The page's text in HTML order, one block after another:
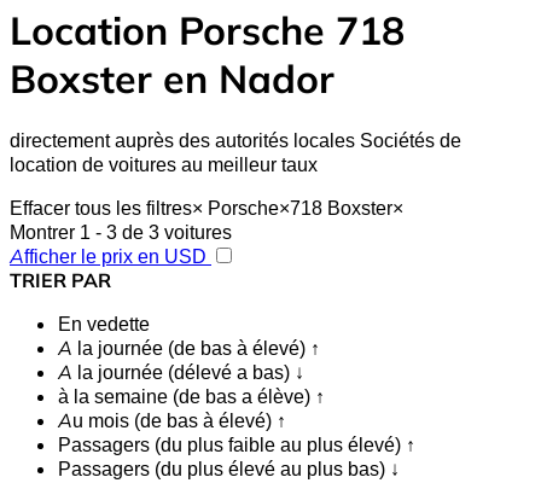
Location Porsche 718
Boxster en Nador
directement auprès des autorités locales Sociétés de
location de voitures au meilleur taux
Effacer tous les filtres× Porsche×718 Boxster×
Montrer 1 - 3 de 3 voitures
Afficher le prix en USD
TRIER PAR
En vedette
A la journée (de bas à élevé) ↑
A la journée (délevé a bas) ↓
à la semaine (de bas a élève) ↑
Au mois (de bas à élevé) ↑
Passagers (du plus faible au plus élevé) ↑
Passagers (du plus élevé au plus bas) ↓